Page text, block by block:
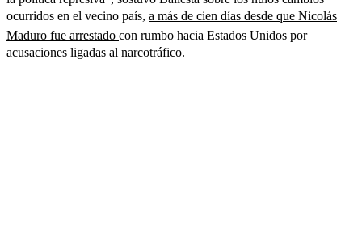
ocurridos en el vecino país, a más de cien días desde que Nicolás
Maduro fue arrestado con rumbo hacia Estados Unidos por
acusaciones ligadas al narcotráfico.